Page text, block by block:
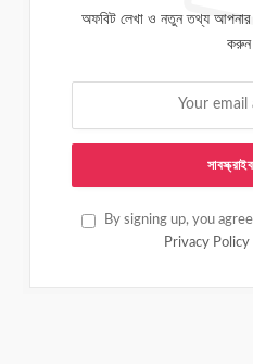
অফবিট লেখা ও নতুন তথ্য আপনার
By signing up, you
Privacy Policy